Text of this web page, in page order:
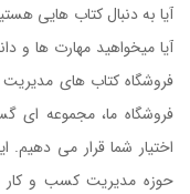
آیا به دنبال کتاب هایی
آیا میخواهید مهارت ها
فروشگاه کتاب های
فروشگاه ما، مجموعه ای
اختیار شما قرار می
حوزه مدیریت کسب و کار